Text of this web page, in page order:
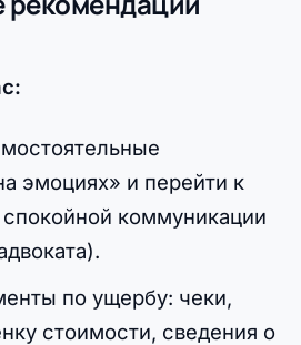
эмоциях» и перейти к
коммуникации
по ущербу: чеки,
стоимости, сведения о